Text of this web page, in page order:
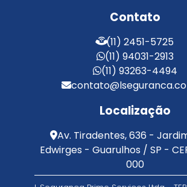
Serviços de Limpeza e Portaria
Terceirização de Facilities
Terceirização de Portaria
Zeladoria de Condomínios
Contato
(11) 2451-5725
(11) 94031-2913
(11) 93263-4494
Localização
Av. Tiradentes, 636 -
Edwirges - Guarulhos / SP -
000